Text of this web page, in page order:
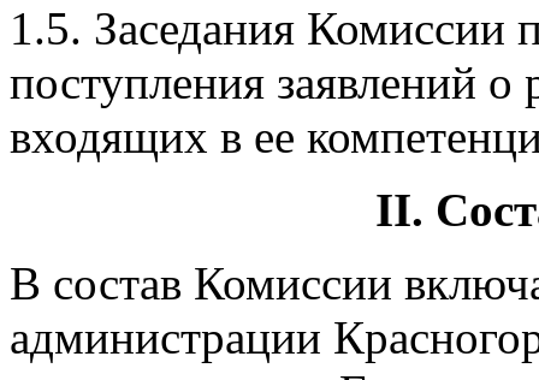
1.5. Заседания Комиссии
поступления заявлений
входящих в ее
II.
В состав Комиссии
администрации